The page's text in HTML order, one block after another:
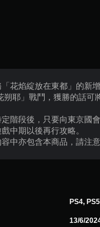
花焰綻放在東都」的新增
朔耶」戰鬥，獲勝的話可
階段後，只要向東京國
中期以後再行攻略。
中亦包含本商品，請注意
PS4, PS5
13/6/